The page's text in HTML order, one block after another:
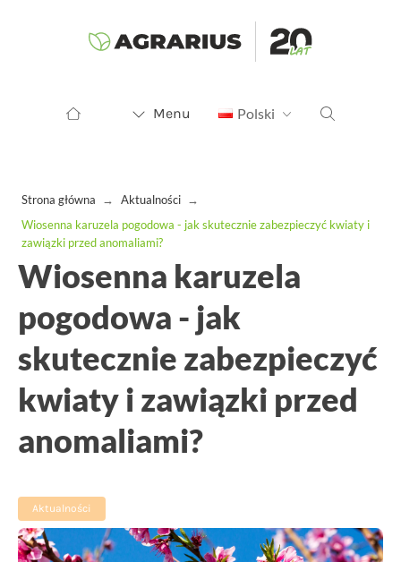
Menu Polski
Strona główna → Aktualności →
Wiosenna karuzela pogodowa - jak skutecznie zabezpieczyć kwiaty i
zawiązki przed anomaliami?
Wiosenna karuzela
pogodowa - jak
skutecznie zabezpieczyć
kwiaty i zawiązki przed
anomaliami?
Aktualności